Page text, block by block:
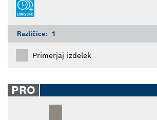
Različice: 1
Primerjaj izdelek
PRO